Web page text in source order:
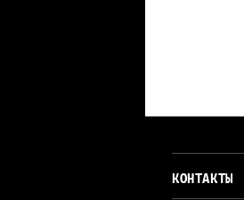
КОНТАКТЫ